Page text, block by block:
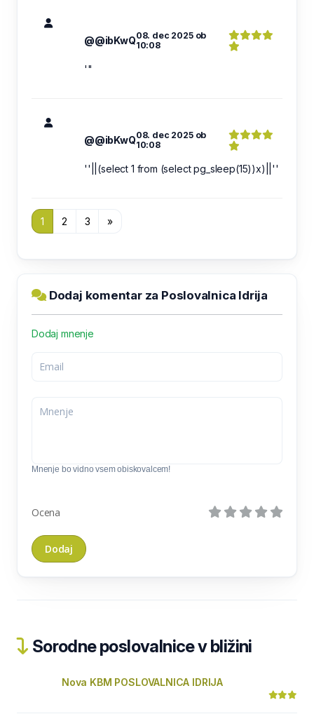
@@ibKwQ08. dec 2025 ob
10:08
'"
@@ibKwQ08. dec 2025 ob
10:08
''||(select 1 from (select pg_sleep(15))x)||''
1 2 3 »
Dodaj komentar za Poslovalnica Idrija
Dodaj mnenje
Mnenje bo vidno vsem obiskovalcem!
Ocena
Sorodne poslovalnice v bližini
Nova KBM POSLOVALNICA IDRIJA